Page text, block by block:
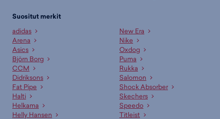
Suositut merkit
adidas
Arena
Asics
Björn Borg
CCM
Didriksons
Fat Pipe
Halti
Helkama
Helly Hansen
New Era
Nike
Oxdog
Puma
Rukka
Salomon
Shock Absorber
Skechers
Speedo
Titleist